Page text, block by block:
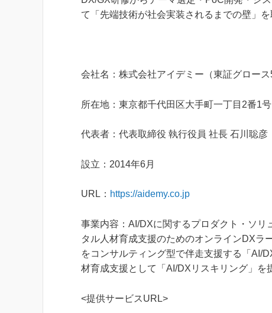
て「先端技術が社会実装されるまでの壁」
会社名：株式会社アイデミー（東証グロース
所在地：東京都千代田区大手町一丁目2番1
代表者：代表取締役 執行役員 社長 石川聡彦
設立：2014年6月
URL： https://aidemy.co.jp
事業内容：AI/DXに関するプロダクト・ソ
タル人材育成支援のためのオンラインDXラ
をコンサルティング型で伴走支援する「AI/
材育成支援として「AI/DXリスキリング」を
<提供サービスURL>